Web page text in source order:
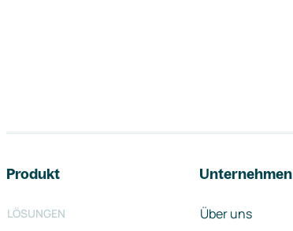
Produkt
LÖSUNGEN
Unternehmen
Über uns